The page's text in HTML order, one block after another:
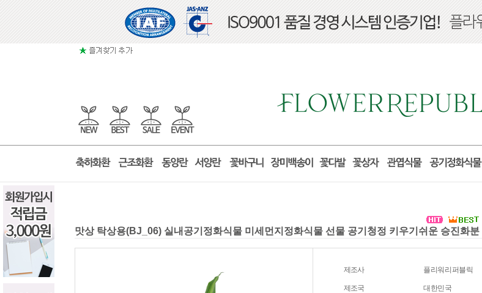
맛상 탁상용(BJ_06) 실내공기정화식물 미세먼지정화식물 선물 공기청정 키우기쉬운 승진화분
제조사 플리워리퍼블릭
제조국 대한민국